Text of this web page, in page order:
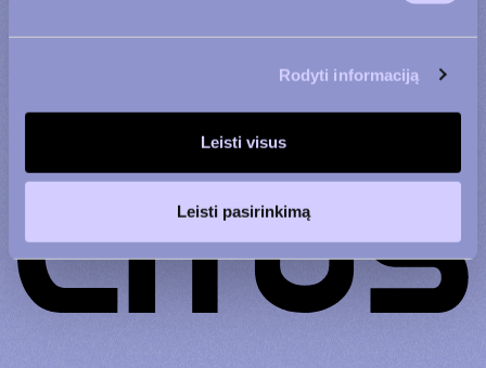
Rodyti informaciją
Leisti visus
Leisti pasirinkimą